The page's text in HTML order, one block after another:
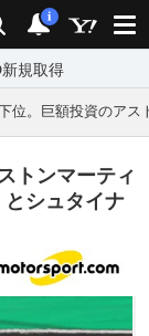
検索 通知
i
新規取得
位。巨額投資のア
トンマーティ
シュタイナ